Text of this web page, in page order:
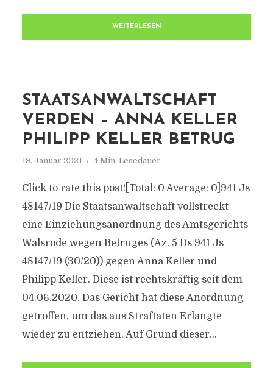
WEITERLESEN
STAATSANWALTSCHAFT
VERDEN – ANNA KELLER
PHILIPP KELLER BETRUG
19. Januar 2021 4 Min. Lesedauer
Click to rate this post![Total: 0 Average: 0]941 Js
48147/​19 Die Staatsanwaltschaft vollstreckt
eine Einziehungsanordnung des Amtsgerichts
Walsrode wegen Betruges (Az. 5 Ds 941 Js
48147/​19 (30/​20)) gegen Anna Keller und
Philipp Keller. Diese ist rechtskräftig seit dem
04.06.2020. Das Gericht hat diese Anordnung
getroffen, um das aus Straftaten Erlangte
wieder zu entziehen. Auf Grund dieser...